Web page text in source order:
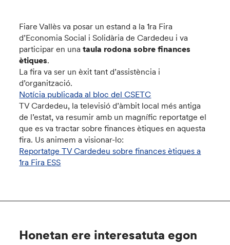
Fiare Vallès va posar un estand a la 1ra Fira
d’Economia Social i Solidària de Cardedeu i va
participar en unataula rodona sobre finances
ètiques.
La fira va ser un èxit tant d’assistència i
d’organització.
Notícia publicada al bloc del CSETC
TV Cardedeu, la televisió d’àmbit local més antiga
de l’estat, va resumir amb un magnífic reportatge el
que es va tractar sobre finances ètiques en aquesta
fira. Us animem a visionar-lo:
Reportatge TV Cardedeu sobre finances ètiques a
1ra Fira ESS
Honetan ere interesatuta egon